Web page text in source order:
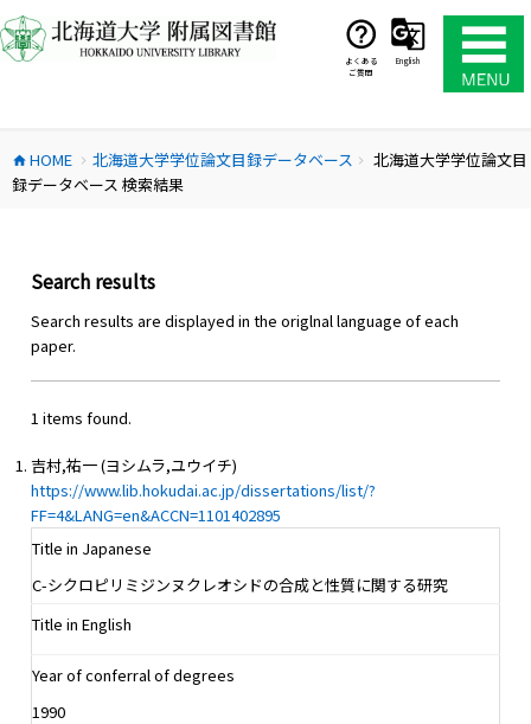
ン
テ
ス
キ
よくある
ご質問
English
home HOME chevron_right 北海道大学学位論文目録データベース chevron_right
北海道大学学位論文目
録データベース 検索結果
Search results
Search results are displayed in the origlnal language of each
paper.
1 items found.
吉村,祐一 (ヨシムラ,ユウイチ)
https://www.lib.hokudai.ac.jp/dissertations/list/?
FF=4&LANG=en&ACCN=1101402895
Title in Japanese
C-シクロピリミジンヌクレオシドの合成と性質に関する研究
Title in English
Year of conferral of degrees
1990